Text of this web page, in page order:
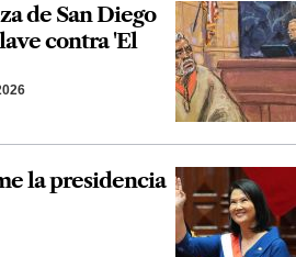
de San Diego
contra 'El
la presidencia